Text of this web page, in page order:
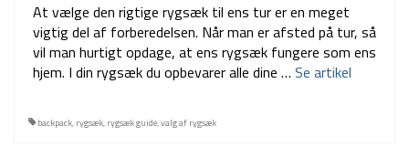
At vælge den rigtige rygsæk til ens tur er en meget
vigtig del af forberedelsen. Når man er afsted på tur, så
vil man hurtigt opdage, at ens rygsæk fungere som ens
hjem. I din rygsæk du opbevarer alle dine … Se artikel
backpack, rygsæk, rygsæk guide,valg af rygsæk